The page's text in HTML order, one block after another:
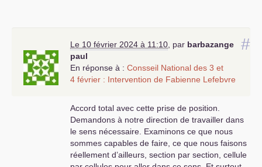
tombons dans le piège des hommes
providentiels que dézinguent les médias
bourgeois comme nous le voyons aujourd’hui
sur
LFI
et Mélenchon. Alors qu’on va proposer à
préparer à la chair à canons , il vaut mieux lui
proposer la construction de la société
communiste beaucoup plus attrayante et
libératoire pour son avenir.
L’anticommunisme est toujours sous-jacent avec
#
Le 10 février 2024 à 11:10 par barbazange
paul
En réponse à : Consseil National des 3 et
4 février : Intervention de Fabienne Lefebvre
Accord total avec cette prise de position.
Demandons à notre direction de travailler dans
le sens nécessaire. Examinons ce que nous
sommes capables de faire, ce que nous faisons
réellement d’ailleurs, section par section, cellule